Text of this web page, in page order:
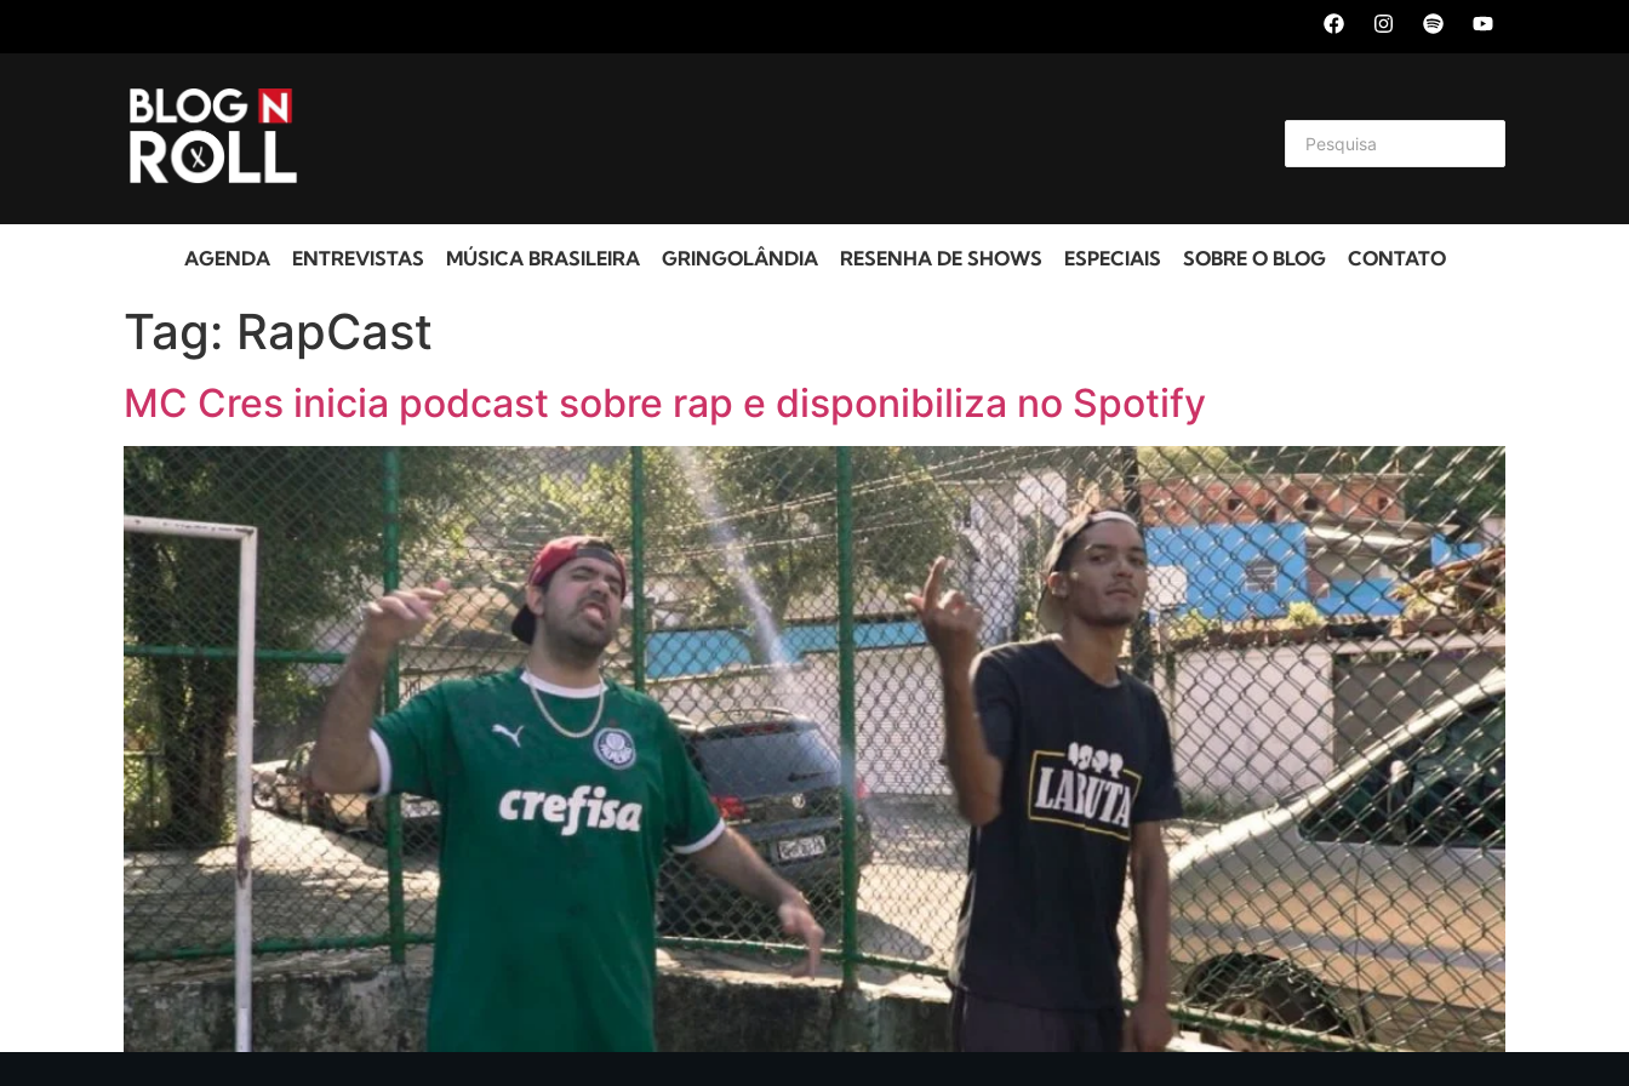
AGENDA ENTREVISTAS MÚSICA BRASILEIRA GRINGOLÂNDIA RESENHA DE SHOWS ESPECIAIS SOBRE O BLOG CONTATO
Tag: RapCast
MC Cres inicia podcast sobre rap e disponibiliza no Spotify